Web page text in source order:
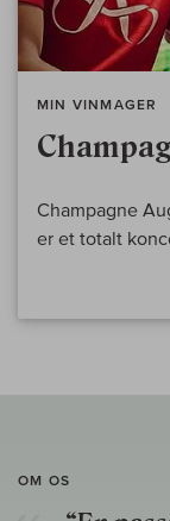
MIN VINMAGER
Champagne
er et totalt
OM OS